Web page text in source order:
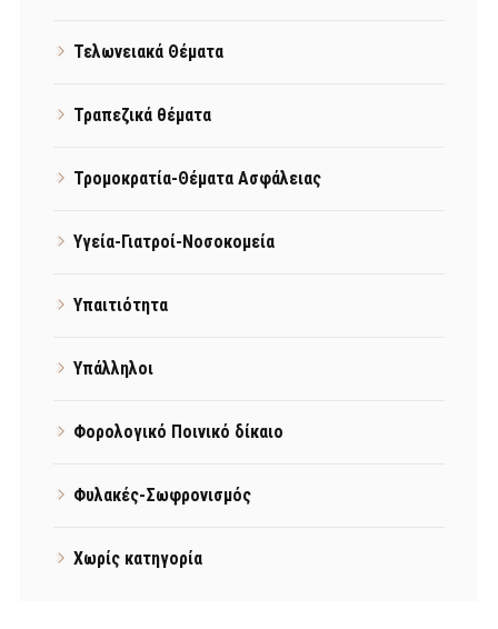
Τελωνειακά Θέματα
Τραπεζικά θέματα
Τρομοκρατία-Θέματα Ασφάλειας
Υγεία-Γιατροί-Νοσοκομεία
Υπαιτιότητα
Υπάλληλοι
Φορολογικό Ποινικό δίκαιο
Φυλακές-Σωφρονισμός
Χωρίς κατηγορία